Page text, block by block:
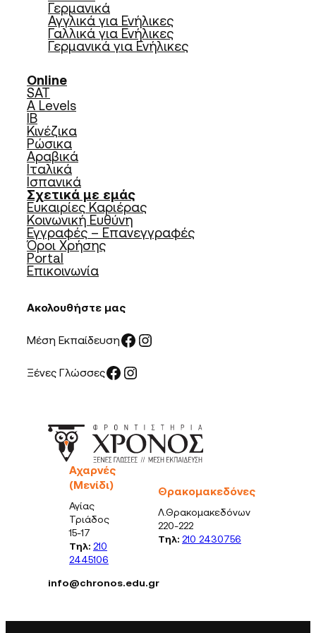
Γερμανικά
Αγγλικά για Ενήλικες
Γαλλικά για Ενήλικες
Γερμανικά για Ενήλικες
Online
SAT
A Levels
IB
Κινέζικα
Ρώσικα
Αραβικά
Ιταλικά
Ισπανικά
Σχετικά με εμάς
Ευκαιρίες Καριέρας
Κοινωνική Ευθύνη
Εγγραφές – Επανεγγραφές
Όροι Χρήσης
Portal
Επικοινωνία
Ακολουθήστε μας
Μέση ΕκπαίδευσηFacebook Instagram
Ξένες ΓλώσσεςFacebook Instagram
Αχαρνές
(Μενίδι)
Αγίας
Τριάδος
15-17
Τηλ: 210
2445106
Θρακομακεδόνες
Λ.Θρακομακεδόνων
220-222
Τηλ: 210 2430756
info@chronos.edu.gr